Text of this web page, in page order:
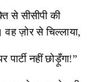
से सीसीपी की
ज़ोर से चिल्लाया,
नहीं छोड़ूँगा!”